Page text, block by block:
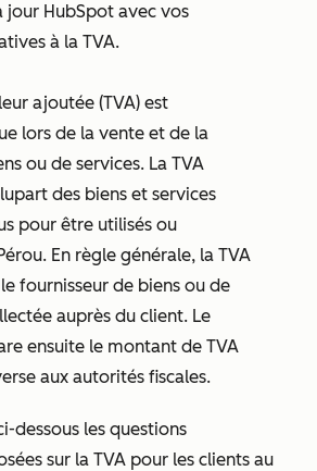
HubSpot avec vos
à la TVA.
ajoutée (TVA) est
lors de la vente et de la
ou de services. La TVA
des biens et services
pour être utilisés ou
En règle générale, la TVA
fournisseur de biens ou de
auprès du client. Le
ensuite le montant de TVA
aux autorités fiscales.
dessous les questions
sur la TVA pour les clients au